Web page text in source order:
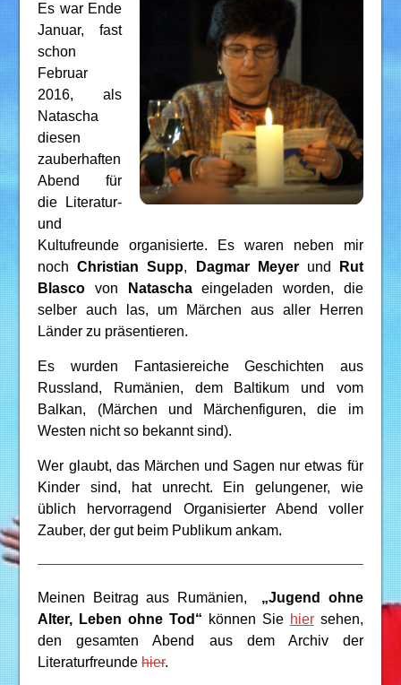
Es war Ende
Januar, fast
schon
Februar
2016, als
Natascha
diesen
zauberhaften
Abend für
die Literatur-
und
Kultufreunde organisierte. Es waren neben mir
nochChristian Supp, Dagmar Meyerund
Rut
Blasco von Nataschaeingeladen worden, die
selber auch las, um Märchen aus aller Herren
Länder zu präsentieren.
Es wurden Fantasiereiche Geschichten aus
Russland, Rumänien, dem Baltikum und vom
Balkan, (Märchen und Märchenfiguren, die im
Westen nicht so bekannt sind).
Wer glaubt, das Märchen und Sagen nur etwas für
Kinder sind, hat unrecht. Ein gelungener, wie
üblich hervorragend Organisierter Abend voller
Zauber, der gut beim Publikum ankam.
Meinen Beitrag aus Rumänien,
„Jugend ohne
Alter, Leben ohne Tod“ können Sie hiersehen,
den gesamten Abend aus dem Archiv der
Literaturfreundehier.